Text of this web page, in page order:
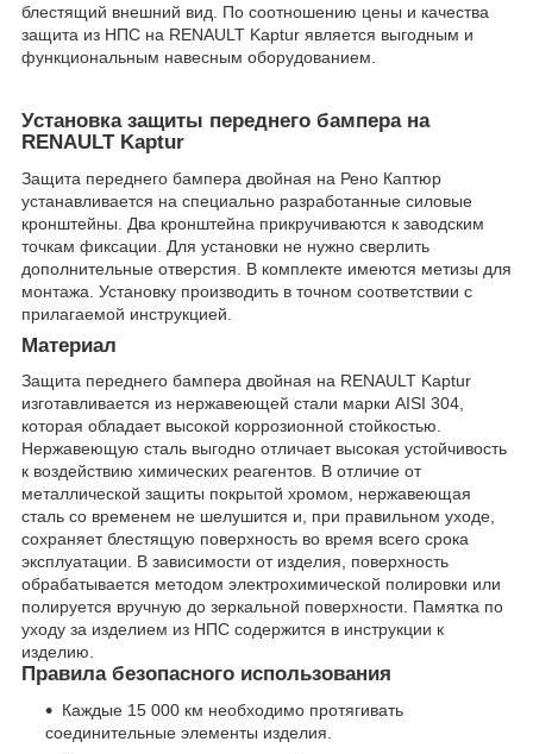
блестящий внешний вид. По соотношению цены и качества
защита из НПС на RENAULT Kaptur является выгодным и
функциональным навесным оборудованием.
Установка защиты переднего бампера на
RENAULT Kaptur
Защита переднего бампера двойная на Рено Каптюр
устанавливается на специально разработанные силовые
кронштейны. Два кронштейна прикручиваются к заводским
точкам фиксации. Для установки не нужно сверлить
дополнительные отверстия. В комплекте имеются метизы для
монтажа. Установку производить в точном соответствии с
прилагаемой инструкцией.
Материал
Защита переднего бампера двойная на RENAULT Kaptur
изготавливается из нержавеющей стали марки AISI 304,
которая обладает высокой коррозионной стойкостью.
Нержавеющую сталь выгодно отличает высокая устойчивость
к воздействию химических реагентов. В отличие от
металлической защиты покрытой хромом, нержавеющая
сталь со временем не шелушится и, при правильном уходе,
сохраняет блестящую поверхность во время всего срока
эксплуатации. В зависимости от изделия, поверхность
обрабатывается методом электрохимической полировки или
полируется вручную до зеркальной поверхности. Памятка по
уходу за изделием из НПС содержится в инструкции к
изделию.
Правила безопасного использования
Каждые 15 000 км необходимо протягивать
соединительные элементы изделия.